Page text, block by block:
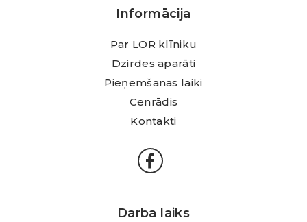
Informācija
Par LOR klīniku
Dzirdes aparāti
Pieņemšanas laiki
Cenrādis
Kontakti
Darba laiks